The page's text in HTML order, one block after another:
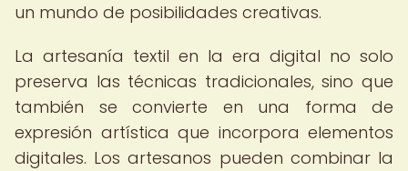
un mundo de posibilidades creativas.
La artesanía textil en la era digital no solo
preserva las técnicas tradicionales, sino que
también se convierte en una forma de
expresión artística que incorpora elementos
digitales. Los artesanos pueden combinar la